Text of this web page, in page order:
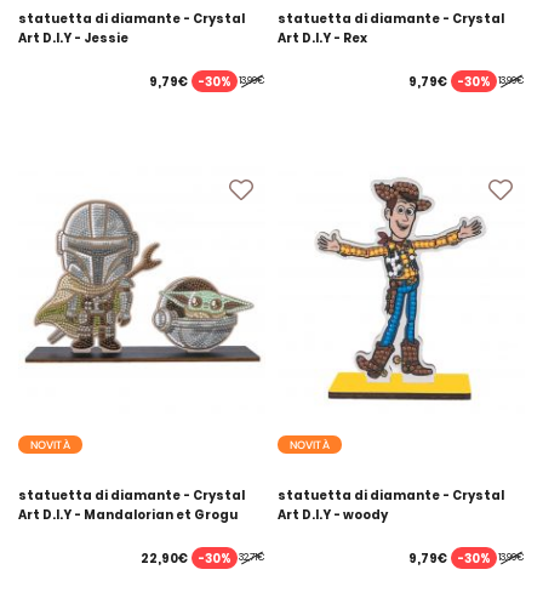
statuetta di diamante - Crystal
Art D.I.Y - Jessie
13,99€
9,79€ -30%
statuetta di diamante - Crystal
Art D.I.Y - Rex
13,99€
9,79€ -30%
NOVITÀ
statuetta di diamante - Crystal
Art D.I.Y - Mandalorian et Grogu
32,71€
22,90€ -30%
NOVITÀ
statuetta di diamante - Crystal
Art D.I.Y - woody
13,99€
9,79€ -30%